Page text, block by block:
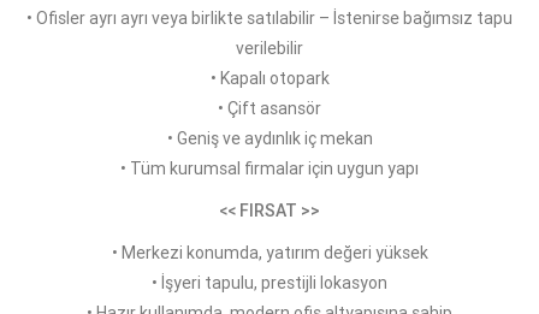
• Ofisler ayrı ayrı veya birlikte satılabilir – İstenirse bağımsız tapu
verilebilir
• Kapalı otopark
• Çift asansör
• Geniş ve aydınlık iç mekan
• Tüm kurumsal firmalar için uygun yapı
<< FIRSAT >>
• Merkezi konumda, yatırım değeri yüksek
• İşyeri tapulu, prestijli lokasyon